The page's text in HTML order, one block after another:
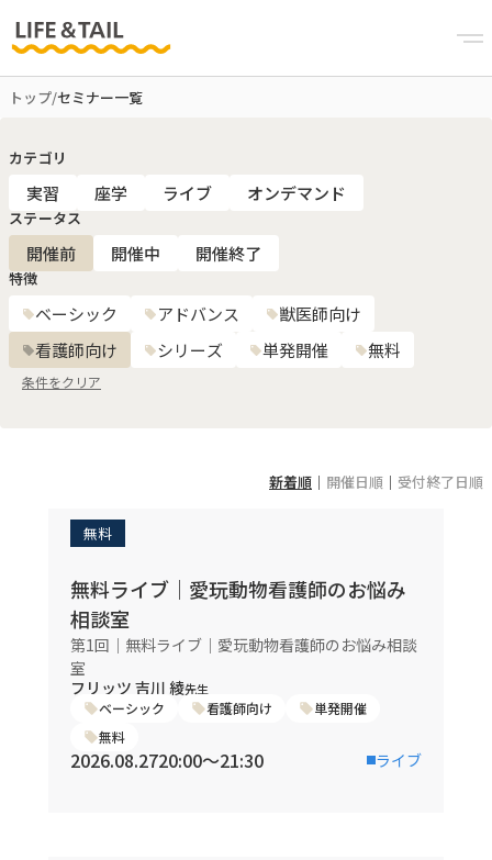
トップ/セミナー一覧
カテゴリ
実習 座学 ライブ オンデマンド
ステータス
開催前 開催中 開催終了
特徴
ベーシック アドバンス
獣医師向け
看護師向け
シリーズ 単発開催 無料
条件をクリア
新着順 ｜ 開催日順 ｜ 受付終了日順
無料
無料ライブ｜愛玩動物看護師のお悩み
相談室
第1回｜無料ライブ｜愛玩動物看護師のお悩み相談
室
フリッツ 吉川 綾先生
ベーシック 看護師向け
単発開催
無料
2026.08.2720:00〜21:30 ライブ